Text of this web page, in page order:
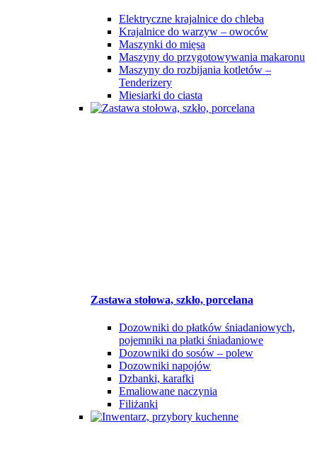
Elektryczne krajalnice do chleba
Krajalnice do warzyw – owoców
Maszynki do mięsa
Maszyny do przygotowywania makaronu
Maszyny do rozbijania kotletów –
Tenderizery
Miesiarki do ciasta
Zastawa stołowa, szkło, porcelana
Dozowniki do płatków śniadaniowych,
pojemniki na płatki śniadaniowe
Dozowniki do sosów – polew
Dozowniki napojów
Dzbanki, karafki
Emaliowane naczynia
Filiżanki